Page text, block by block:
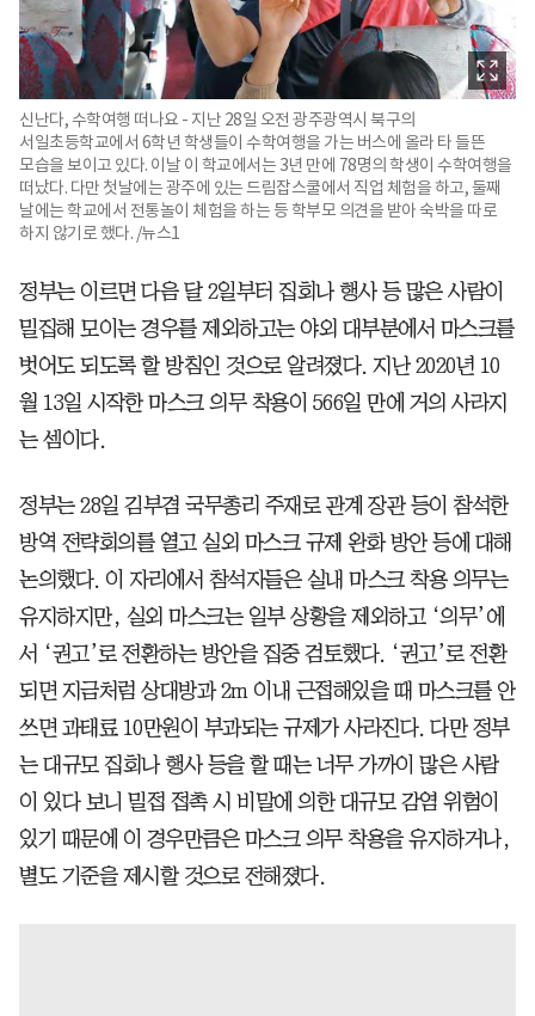
신난다, 수학여행 떠나요 - 지난 28일 오전 광주광역시 북구의
서일초등학교에서 6학년 학생들이 수학여행을 가는 버스에 올라 타 들뜬
모습을 보이고 있다. 이날 이 학교에서는 3년 만에 78명의 학생이 수학여행을
떠났다. 다만 첫날에는 광주에 있는 드림잡스쿨에서 직업 체험을 하고, 둘째
날에는 학교에서 전통놀이 체험을 하는 등 학부모 의견을 받아 숙박을 따로
하지 않기로 했다. /뉴스1
정부는 이르면 다음 달 2일부터 집회나 행사 등 많은 사람이
밀집해 모이는 경우를 제외하고는 야외 대부분에서 마스크를
벗어도 되도록 할 방침인 것으로 알려졌다. 지난 2020년 10
월 13일 시작한 마스크 의무 착용이 566일 만에 거의 사라지
는 셈이다.
정부는 28일 김부겸 국무총리 주재로 관계 장관 등이 참석한
방역 전략회의를 열고 실외 마스크 규제 완화 방안 등에 대해
논의했다. 이 자리에서 참석자들은 실내 마스크 착용 의무는
유지하지만, 실외 마스크는 일부 상황을 제외하고 ‘의무’에
서 ‘권고’로 전환하는 방안을 집중 검토했다. ‘권고’로 전환
되면 지금처럼 상대방과 2m 이내 근접해있을 때 마스크를 안
쓰면 과태료 10만원이 부과되는 규제가 사라진다. 다만 정부
는 대규모 집회나 행사 등을 할 때는 너무 가까이 많은 사람
이 있다 보니 밀접 접촉 시 비말에 의한 대규모 감염 위험이
있기 때문에 이 경우만큼은 마스크 의무 착용을 유지하거나,
별도 기준을 제시할 것으로 전해졌다.